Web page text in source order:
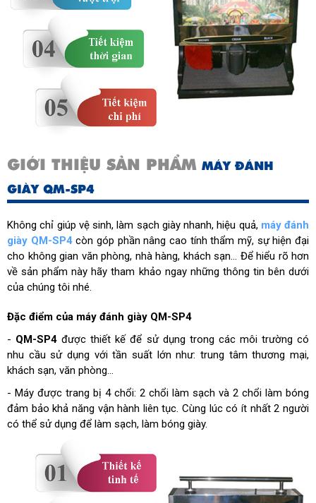
GIỚI THIỆU SẢN PHẨM MÁY ĐÁNH
GIÀY QM-SP4
Không chỉ giúp vệ sinh, làm sạch giày nhanh, hiệu quả, máy đánh
giày QM-SP4còn góp phần nâng cao tính thẩm mỹ, sự hiện đại
cho không gian văn phòng, nhà hàng, khách sạn… Để hiểu rõ hơn
về sản phẩm này hãy tham khảo ngay những thông tin bên dưới
của chúng tôi nhé.
Đặc điểm của máy đánh giày QM-SP4
- QM-SP4 được thiết kế để sử dụng trong các môi trường có
nhu cầu sử dụng với tần suất lớn như: trung tâm thương mại,
khách sạn, văn phòng…
- Máy được trang bị 4 chổi: 2 chổi làm sạch và 2 chổi làm bóng
đảm bảo khả năng vận hành liên tục. Cùng lúc có ít nhất 2 người
có thể sử dụng để làm sạch, làm bóng giày.